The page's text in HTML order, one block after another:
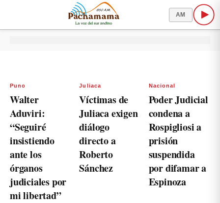
AM
Puno
Walter
Aduviri:
“Seguiré
insistiendo
ante los
órganos
judiciales por
mi libertad”
Juliaca
Víctimas de
Juliaca exigen
diálogo
directo a
Roberto
Sánchez
Nacional
Poder Judicial
condena a
Rospigliosi a
prisión
suspendida
por difamar a
Espinoza